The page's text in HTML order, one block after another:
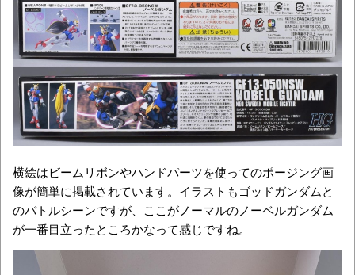
横絵はビームリボンやハンドパーツを使ってのポージング画
像が簡単に掲載されています。イラストもゴッドガンダムと
のバトルシーンですが、ここがノーマルのノーベルガンダム
が一番目立ったところかなって感じですね。